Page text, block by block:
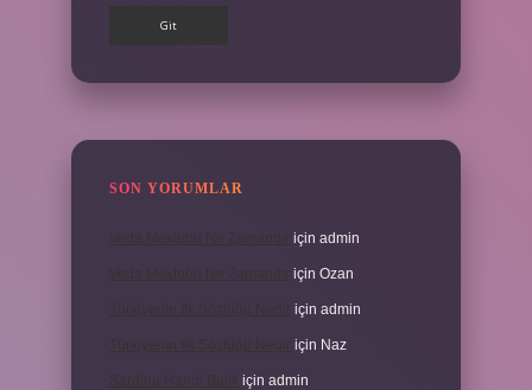
SON YORUMLAR
için admin
için Ozan
için admin
için Naz
için admin